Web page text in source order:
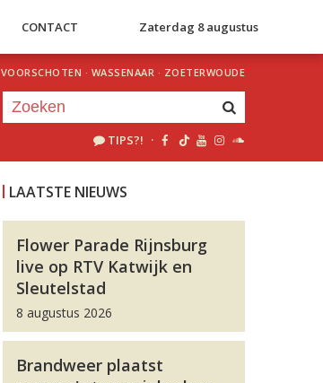
CONTACT Zaterdag 8 augustus
VOORSCHOTEN · WASSENAAR · ZOETERWOUDE
TIPS?! ·
LAATSTE NIEUWS
Flower Parade Rijnsburg
live op RTV Katwijk en
Sleutelstad
8 augustus 2026
Brandweer plaatst